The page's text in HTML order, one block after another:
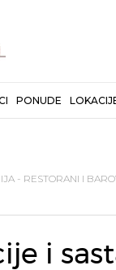
PONUDE
- RESTORANI I
i